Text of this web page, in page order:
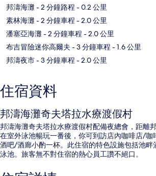
邦濤海灘- 2 分鐘路程 - 0.2 公里
素林海灘- 2 分鐘車程 - 2.0 公里
潘塞亞海灘- 2 分鐘車程 - 2.0 公里
布吉冒險迷你高爾夫 - 3 分鐘車程 - 1.6 公里
邦濤夜市- 3 分鐘車程 - 2.0 公里
住宿資料
邦濤海灘奇夫塔拉水療渡假村
邦濤海灘奇夫塔拉水療渡假村配備夜總會，距離
在室外泳池暢玩一番後，你可到訪店內咖啡店/咖
酒吧/酒廊小酌一杯。此住宿的特色設施包括池畔
泳池。旅客無不對住宿的熱心員工讚不絕口。